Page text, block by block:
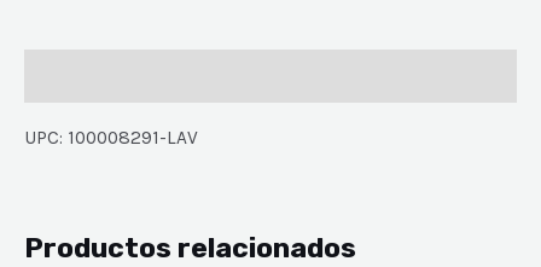
UPC: 100008291-LAV
Productos relacionados